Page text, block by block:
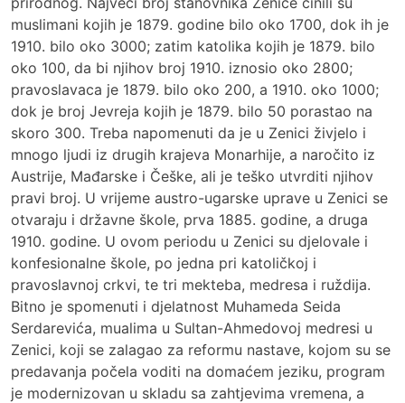
muslimani kojih je 1879. godine bilo oko 1700, dok ih je
1910. bilo oko 3000; zatim katolika kojih je 1879. bilo
oko 100, da bi njihov broj 1910. iznosio oko 2800;
pravoslavaca je 1879. bilo oko 200, a 1910. oko 1000;
dok je broj Jevreja kojih je 1879. bilo 50 porastao na
skoro 300. Treba napomenuti da je u Zenici živjelo i
mnogo ljudi iz drugih krajeva Monarhije, a naročito iz
Austrije, Mađarske i Češke, ali je teško utvrditi njihov
pravi broj. U vrijeme austro-ugarske uprave u Zenici se
otvaraju i državne škole, prva 1885. godine, a druga
1910. godine. U ovom periodu u Zenici su djelovale i
konfesionalne škole, po jedna pri katoličkoj i
pravoslavnoj crkvi, te tri mekteba, medresa i ruždija.
Bitno je spomenuti i djelatnost Muhameda Seida
Serdarevića, mualima u Sultan-Ahmedovoj medresi u
Zenici, koji se zalagao za reformu nastave, kojom su se
predavanja počela voditi na domaćem jeziku, program
je modernizovan u skladu sa zahtjevima vremena, a